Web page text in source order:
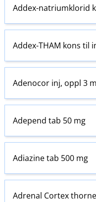
Addex-natriumklorid
Addex-THAM kons til
Adenocor inj, oppl 3
Adepend tab 50 mg
Adiazine tab 500 mg
Adrenal Cortex